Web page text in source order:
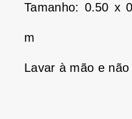
Tamanho: 0.50 x
m
Lavar à mão e